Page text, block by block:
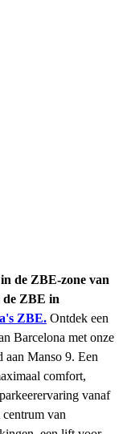
de ZBE-zone van
de ZBE in
ZBE. Ontdek een
Barcelona met onze
aan Manso 9. Een
comfort,
vanaf
centrum van